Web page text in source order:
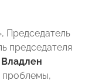
председателя
Владлен
проблемы,